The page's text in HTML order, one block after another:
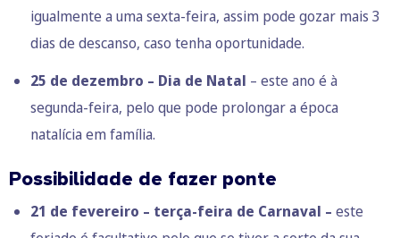
igualmente a uma sexta-feira, assim pode gozar mais 3
dias de descanso, caso tenha oportunidade.
25 de dezembro – Dia de Natal – este ano é à
segunda-feira, pelo que pode prolongar a época
natalícia em família.
Possibilidade de fazer ponte
21 de fevereiro – terça-feira de Carnaval – este